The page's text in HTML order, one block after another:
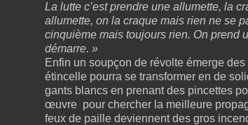
La lutte c’est prendre une allumette, la
allumette, on la craque mais rien ne se
cinquième mais toujours rien. On prend
démarre. »
Enfin un soupçon de révolte émerge
étincelle pourra se transformer en de
gants blancs en prenant des pincettes
œuvre pour chercher la meilleure
feux de paille deviennent des gros